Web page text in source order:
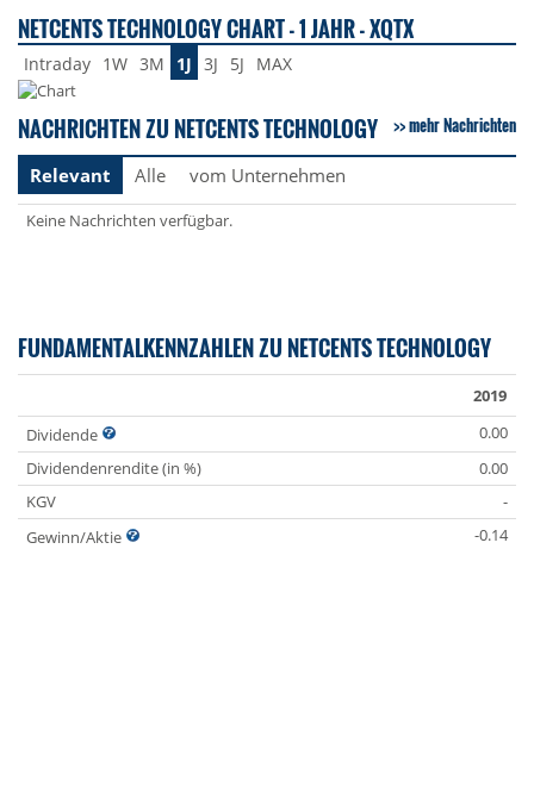
NETCENTS TECHNOLOGY CHART - 1 JAHR - XQTX
Intraday 1W 3M 1J 3J 5J MAX
NACHRICHTEN ZU NETCENTS TECHNOLOGY mehr Nachrichten
Relevant Alle vom Unternehmen
Keine Nachrichten verfügbar.
FUNDAMENTALKENNZAHLEN ZU NETCENTS TECHNOLOGY
2019
Dividende
0.00
Dividendenrendite (in %)
0.00
KGV
-
Gewinn/Aktie
-0.14